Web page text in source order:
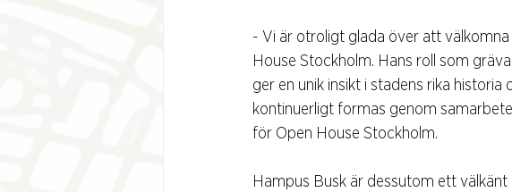
- Vi är otroligt glada över att
House Stockholm. Hans roll som
ger en unik insikt i stadens rika
kontinuerligt formas genom
för Open House Stockholm.
Hampus Busk är dessutom ett välkänt